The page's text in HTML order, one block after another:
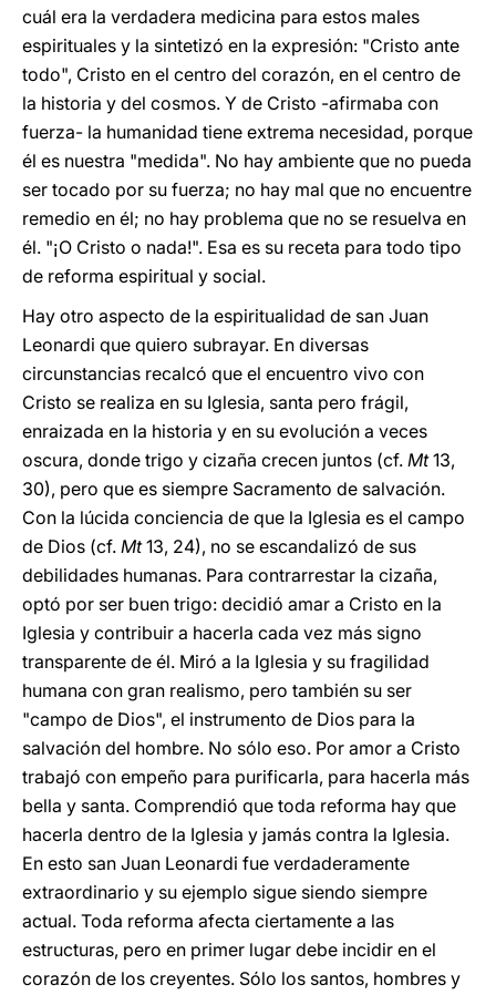
cuál era la verdadera medicina para estos males
espirituales y la sintetizó en la expresión: "Cristo ante
todo", Cristo en el centro del corazón, en el centro de
la historia y del cosmos. Y de Cristo -afirmaba con
fuerza- la humanidad tiene extrema necesidad, porque
él es nuestra "medida". No hay ambiente que no pueda
ser tocado por su fuerza; no hay mal que no encuentre
remedio en él; no hay problema que no se resuelva en
él. "¡O Cristo o nada!". Esa es su receta para todo tipo
de reforma espiritual y social.
Hay otro aspecto de la espiritualidad de san Juan
Leonardi que quiero subrayar. En diversas
circunstancias recalcó que el encuentro vivo con
Cristo se realiza en su Iglesia, santa pero frágil,
enraizada en la historia y en su evolución a veces
oscura, donde trigo y cizaña crecen juntos (cf. Mt13,
30), pero que es siempre Sacramento de salvación.
Con la lúcida conciencia de que la Iglesia es el campo
de Dios (cf. Mt13, 24), no se escandalizó de sus
debilidades humanas. Para contrarrestar la cizaña,
optó por ser buen trigo: decidió amar a Cristo en la
Iglesia y contribuir a hacerla cada vez más signo
transparente de él. Miró a la Iglesia y su fragilidad
humana con gran realismo, pero también su ser
"campo de Dios", el instrumento de Dios para la
salvación del hombre. No sólo eso. Por amor a Cristo
trabajó con empeño para purificarla, para hacerla más
bella y santa. Comprendió que toda reforma hay que
hacerla dentro de la Iglesia y jamás contra la Iglesia.
En esto san Juan Leonardi fue verdaderamente
extraordinario y su ejemplo sigue siendo siempre
actual. Toda reforma afecta ciertamente a las
estructuras, pero en primer lugar debe incidir en el
corazón de los creyentes. Sólo los santos, hombres y